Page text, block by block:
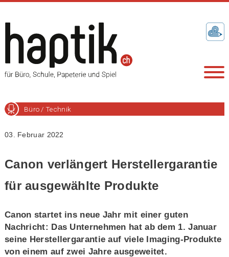
Büro / Technik
03. Februar 2022
Canon verlängert Herstellergarantie
für ausgewählte Produkte
Canon startet ins neue Jahr mit einer guten
Nachricht: Das Unternehmen hat ab dem 1. Januar
seine Herstellergarantie auf viele Imaging-Produkte
von einem auf zwei Jahre ausgeweitet.